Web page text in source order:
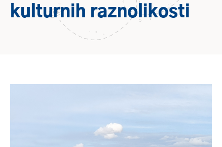
kulturnih raznolikosti